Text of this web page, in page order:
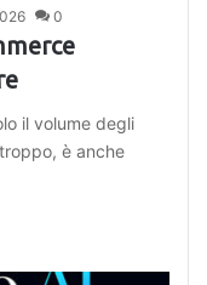
0
il volume degli
è anche